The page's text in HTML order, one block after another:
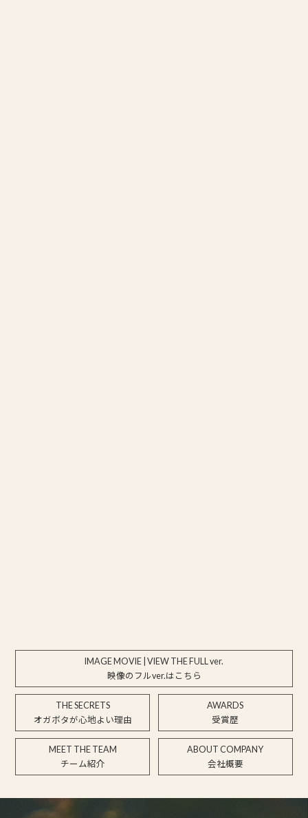
IMAGE MOVIE | VIEW THE FULL ver.
映像のフルver.はこちら
THE SECRETS
オガボタが心地よい理由
AWARDS
受賞歴
MEET THE TEAM
チーム紹介
ABOUT COMPANY
会社概要